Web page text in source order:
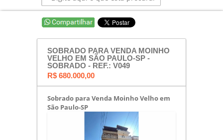
SOBRADO PARA VENDA MOINHO
VELHO EM SÃO PAULO-SP -
SOBRADO - REF.: V049
R$ 680.000,00
Sobrado para Venda Moinho Velho em
São Paulo-SP